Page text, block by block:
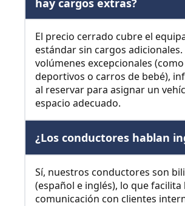
hay cargos extras?
El precio cerrado cubre el
estándar sin cargos adicionales.
volúmenes excepcionales
deportivos o carros de bebé),
al reservar para asignar un
espacio adecuado.
¿Los conductores hablan
Sí, nuestros conductores son
(español e inglés), lo que facilita
comunicación con clientes